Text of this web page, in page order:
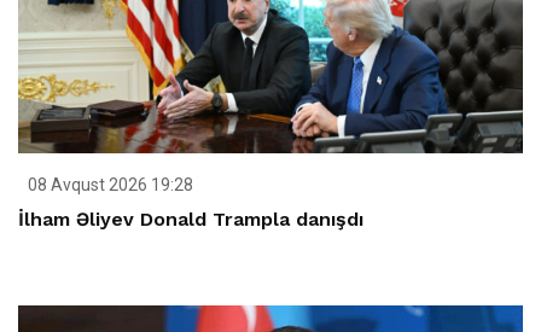
08 Avqust 2026 19:28
İlham Əliyev Donald Trampla danışdı